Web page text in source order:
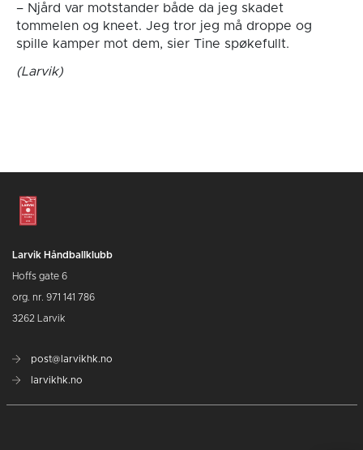
– Njård var motstander både da jeg skadet
tommelen og kneet. Jeg tror jeg må droppe og
spille kamper mot dem, sier Tine spøkefullt.
(Larvik)
Larvik Håndballklubb
Hoffs gate 6
org. nr. 971 141 786
3262 Larvik
post@larvikhk.no
larvikhk.no